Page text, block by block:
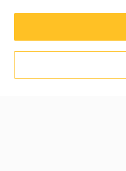
Focus седан 11-, с